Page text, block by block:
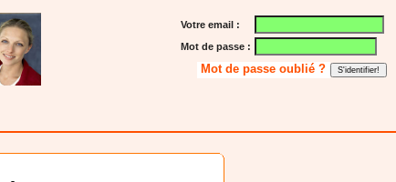
Votre email :
Mot de passe :
Mot de passe oublié ?